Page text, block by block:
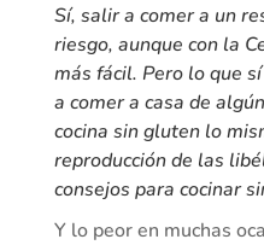
Sí, salir a comer a un
riesgo, aunque con la
más fácil. Pero lo que
a comer a casa de
cocina sin gluten lo
reproducción de las
consejos para cocinar
Y lo peor en muchas